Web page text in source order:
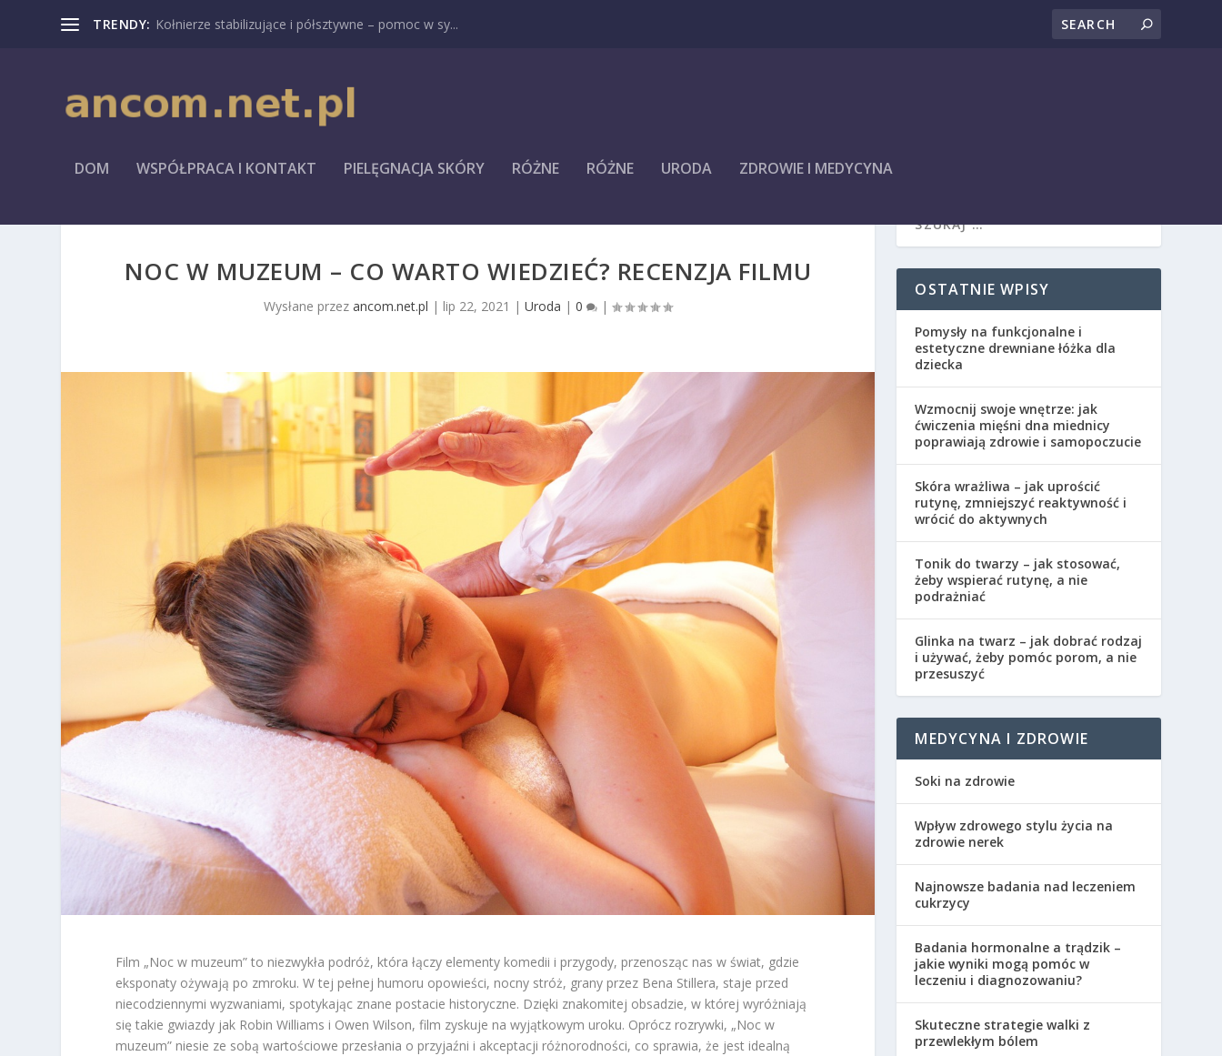
TRENDY: Kołnierze stabilizujące i półsztywne – pomoc w sy...
DOM WSPÓŁPRACA I KONTAKT PIELĘGNACJA SKÓRY RÓŻNE RÓŻNE URODA ZDROWIE I MEDYCYNA
NOC W MUZEUM – CO WARTO WIEDZIEĆ? RECENZJA FILMU
Wysłane przezancom.net.pl | lip 22, 2021 |Uroda |0 |
Film „Noc w muzeum” to niezwykła podróż, która łączy elementy komedii i przygody, przenosząc nas w świat, gdzie
eksponaty ożywają po zmroku. W tej pełnej humoru opowieści, nocny stróż, grany przez Bena Stillera, staje przed
niecodziennymi wyzwaniami, spotykając znane postacie historyczne. Dzięki znakomitej obsadzie, w której wyróżniają
się takie gwiazdy jak Robin Williams i Owen Wilson, film zyskuje na wyjątkowym uroku. Oprócz rozrywki, „Noc w
muzeum” niesie ze sobą wartościowe przesłania o przyjaźni i akceptacji różnorodności, co sprawia, że jest idealną
OSTATNIE WPISY
Pomysły na funkcjonalne i
estetyczne drewniane łóżka dla
dziecka
Wzmocnij swoje wnętrze: jak
ćwiczenia mięśni dna miednicy
poprawiają zdrowie i samopoczucie
Skóra wrażliwa – jak uprościć
rutynę, zmniejszyć reaktywność i
wrócić do aktywnych
Tonik do twarzy – jak stosować,
żeby wspierać rutynę, a nie
podrażniać
Glinka na twarz – jak dobrać rodzaj
i używać, żeby pomóc porom, a nie
przesuszyć
MEDYCYNA I ZDROWIE
Soki na zdrowie
Wpływ zdrowego stylu życia na
zdrowie nerek
Najnowsze badania nad leczeniem
cukrzycy
Badania hormonalne a trądzik –
jakie wyniki mogą pomóc w
leczeniu i diagnozowaniu?
Skuteczne strategie walki z
przewlekłym bólem